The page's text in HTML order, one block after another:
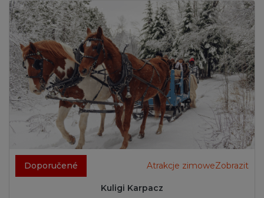
Doporučené Atrakcje zimoweZobrazit
Kuligi Karpacz